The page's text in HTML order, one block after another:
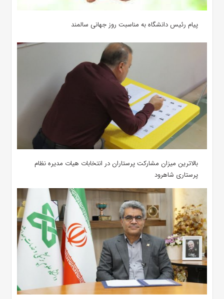
پیام رئیس دانشگاه به مناسبت روز جهانی سالمند
بالاترین میزان مشارکت پرستاران در انتخابات هیات مدیره نظام
پرستاری شاهرود